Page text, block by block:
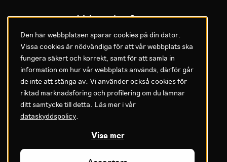
Den här webbplatsen sparar cookies på din dator.
Vissa cookies är nödvändiga för att vår webbplats ska
fungera säkert och korrekt, samt för att samla in
information om hur vår webbplats används, därför går
de inte att stänga av. Vi använder också cookies för
riktad marknadsföring och profilering om du lämnar
ditt samtycke till detta. Läs mer i vår
dataskyddspolicy.
Visa mer
Litium plattform
Varför Litium
Kom igång med Litium
GDPR & Agreements
Privacy policy
Legal